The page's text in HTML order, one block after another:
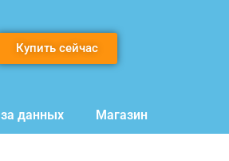
Купить сейчас
данных Магазин